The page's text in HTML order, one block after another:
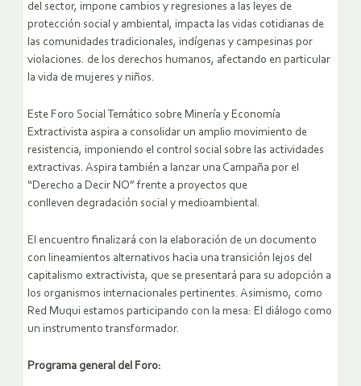
del sector, impone cambios y regresiones a las leyes de
protección social y ambiental, impacta las vidas cotidianas de
las comunidades tradicionales, indígenas y campesinas por
violaciones. de los derechos humanos, afectando en particular
la vida de mujeres y niños.
Este Foro Social Temático sobre Minería y Economía
Extractivista aspira a consolidar un amplio movimiento de
resistencia, imponiendo el control social sobre las actividades
extractivas. Aspira también a lanzar una Campaña por el
“Derecho a Decir NO” frente a proyectos que
conlleven degradación social y medioambiental.
El encuentro finalizará con la elaboración de un documento
con lineamientos alternativos hacia una transición lejos del
capitalismo extractivista, que se presentará para su adopción a
los organismos internacionales pertinentes. Asimismo, como
Red Muqui estamos participando con la mesa: El diálogo como
un instrumento transformador.
Programa general del Foro: